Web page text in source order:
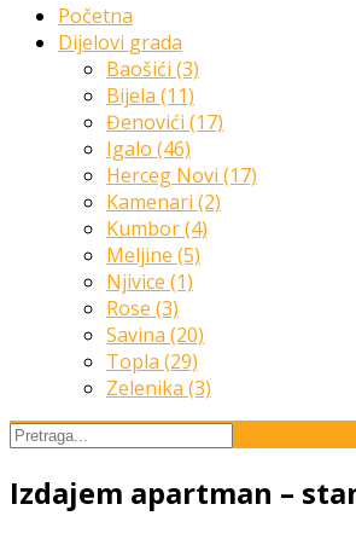
Početna
Dijelovi grada
Baošići (3)
Bijela (11)
Đenovići (17)
Igalo (46)
Herceg Novi (17)
Kamenari (2)
Kumbor (4)
Meljine (5)
Njivice (1)
Rose (3)
Savina (20)
Topla (29)
Zelenika (3)
Izdajem apartman –